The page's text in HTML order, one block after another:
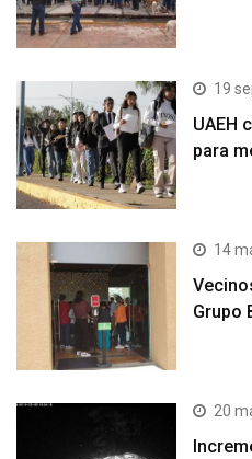
19
UAEH
para
14
Grupo
20